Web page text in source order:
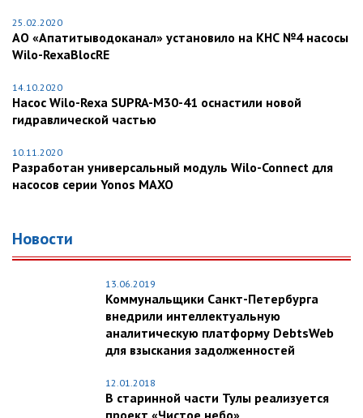
25.02.2020
АО «Апатитыводоканал» установило на КНС №4 насосы
Wilo-RexaBlocRE
14.10.2020
Насос Wilo-Rexa SUPRA-M30-41 оснастили новой
гидравлической частью
10.11.2020
Разработан универсальный модуль Wilo-Connect для
насосов серии Yonos MAXO
Новости
13.06.2019
Коммунальщики Санкт-Петербурга
внедрили интеллектуальную
аналитическую платформу DebtsWeb
для взыскания задолженностей
12.01.2018
В старинной части Тулы реализуется